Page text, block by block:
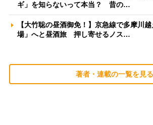
ギ」を知らないって本当？ 昔の…
【大竹聡の昼酒御免！】京急線で多摩川
場」へと昼酒旅 押し寄せるノス…
著者・連載の一覧を見る